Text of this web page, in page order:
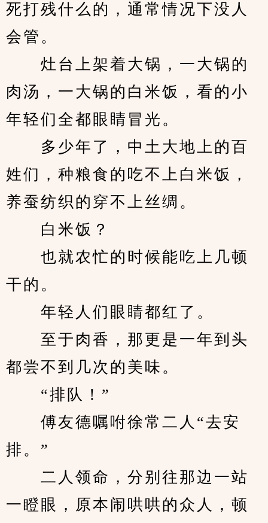
死打残什么的，通常情况下没人
会管。
灶台上架着大锅，一大锅的
肉汤，一大锅的白米饭，看的小
年轻们全都眼睛冒光。
多少年了，中土大地上的百
姓们，种粮食的吃不上白米饭，
养蚕纺织的穿不上丝绸。
白米饭？
也就农忙的时候能吃上几顿
干的。
年轻人们眼睛都红了。
至于肉香，那更是一年到头
都尝不到几次的美味。
“排队！”
傅友德嘱咐徐常二人“去安
排。”
二人领命，分别往那边一站
一瞪眼，原本闹哄哄的众人，顿